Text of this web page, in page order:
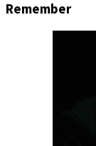
Remember